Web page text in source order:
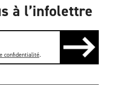
à l’infolettre
confidentialité.